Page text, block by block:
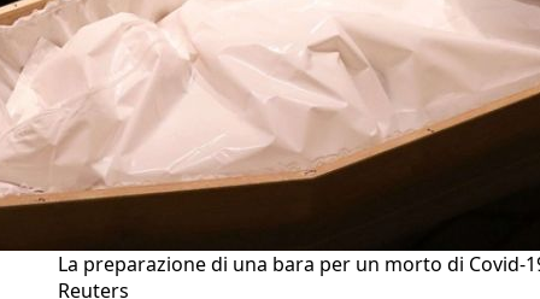
La preparazione di una bara per un morto di Covid-
Reuters